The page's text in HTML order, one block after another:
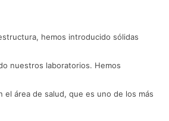
hemos introducido sólidas
nuestros laboratorios. Hemos
el área de salud, que es uno de los más